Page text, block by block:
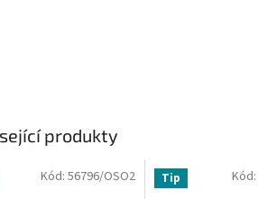
produkty
Kód: 56796/OSO2 Tip Kód: